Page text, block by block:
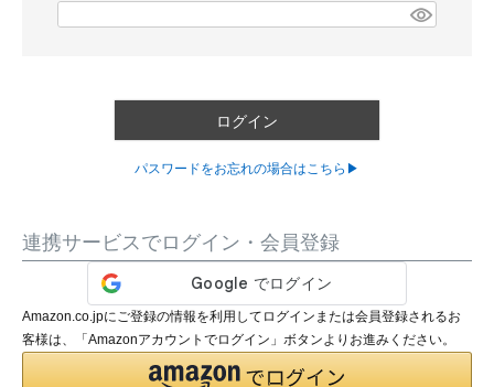
ログイン
パスワードをお忘れの場合はこちら▶
連携サービスでログイン・会員登録
Amazon.co.jpにご登録の情報を利用してログインまたは会員登録されるお
客様は、「Amazonアカウントでログイン」ボタンよりお進みください。